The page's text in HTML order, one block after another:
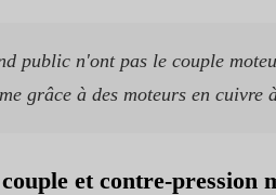
public n'ont pas le couple
grâce à des moteurs en
et contre-pression